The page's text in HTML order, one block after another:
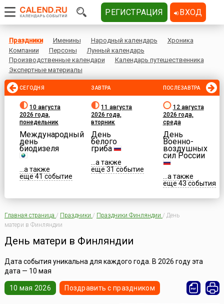
Праздники Именины Народный календарь
Хроника
Компании
Персоны
Лунный календарь
Производственные календари
Календарь путешественника
Экспертные материалы
СЕГОДНЯ
10 августа
2026 года,
понедельник
Международный
день
биодизеля
...а также
еще 41 событие
ЗАВТРА
11 августа
2026 года,
вторник
День
белого
гриба
...а также
еще 31 событие
ПОСЛЕЗАВТРА
12 августа
2026 года,
среда
День
Военно-
воздушных
сил России
...а также
еще 43 события
Главная страница / Праздники / Праздники Финляндии / День
матери в Финляндии
День матери в Финляндии
Дата события уникальна для каждого года. В 2026 году эта
дата — 10 мая
10 мая 2026 Поздравить с праздником
РЕГИСТРАЦИЯ ВХОД